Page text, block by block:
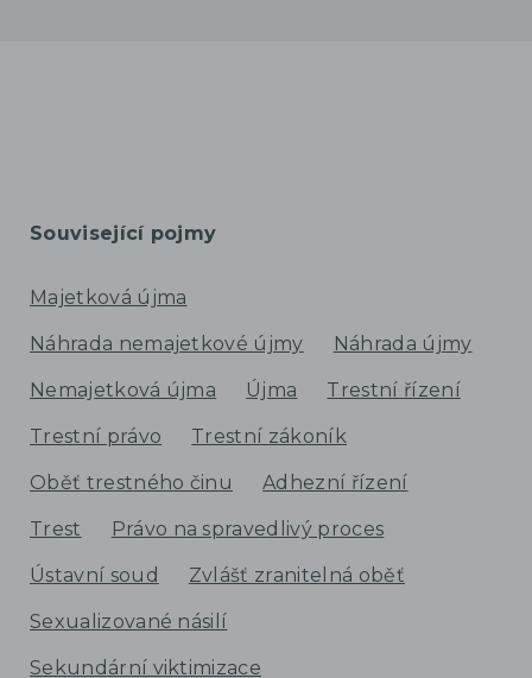
Související pojmy
Majetková újma
Náhrada nemajetkové újmy Náhrada újmy
Nemajetková újma Újma Trestní řízení
Trestní právo Trestní zákoník
Oběť trestného činu Adhezní řízení
Trest Právo na spravedlivý proces
Ústavní soud Zvlášť zranitelná oběť
Sexualizované násilí
Sekundární viktimizace